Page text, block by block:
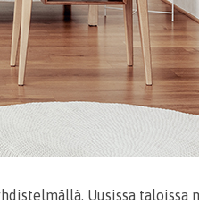
Uusissa taloissa